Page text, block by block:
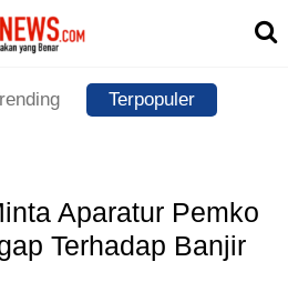
Terpopuler
Aparatur Pemko
Terhadap Banjir